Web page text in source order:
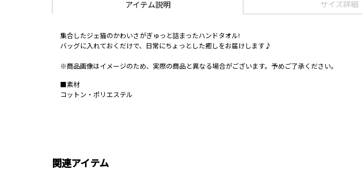
アイテム説明 サイズ詳細
集合したジェ猫のかわいさがぎゅっと詰まったハンドタオル!
バッグに入れておくだけで、日常にちょっとした癒しをお届けします♪
※商品画像はイメージのため、実際の商品と異なる場合がございます。予めご了承ください。
■素材
コットン・ポリエステル
関連アイテム